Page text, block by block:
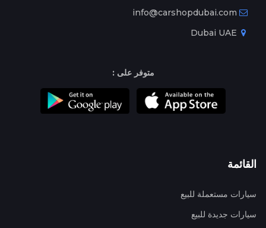
info@carshopdubai.com
متوفر على :
القائمة
سيارات مستعملة للبيع
سيارات جديدة للبيع